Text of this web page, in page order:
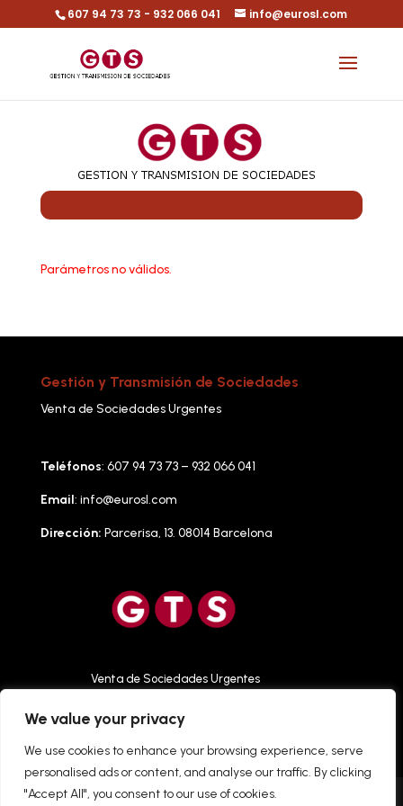
We value your privacy
We use cookies to enhance your browsing experience, serve
personalised ads or content, and analyse our traffic. By clicking
"Accept All", you consent to our use of cookies.
607 94 73 73 - 932 066 041 info@eurosl.com
Parámetros no válidos.
Gestión y Transmisión de Sociedades
Venta de Sociedades Urgentes
Teléfonos: 607 94 73 73 – 932 066 041
Email: info@eurosl.com
Dirección: Parcerisa, 13. 08014 Barcelona
Venta de Sociedades Urgentes
Aviso Legal Acceso App